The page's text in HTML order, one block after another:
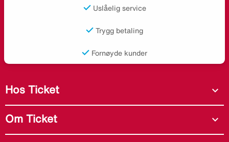
Uslåelig service
Trygg betaling
Fornøyde kunder
Hos Ticket expand_more
Om Ticket expand_more